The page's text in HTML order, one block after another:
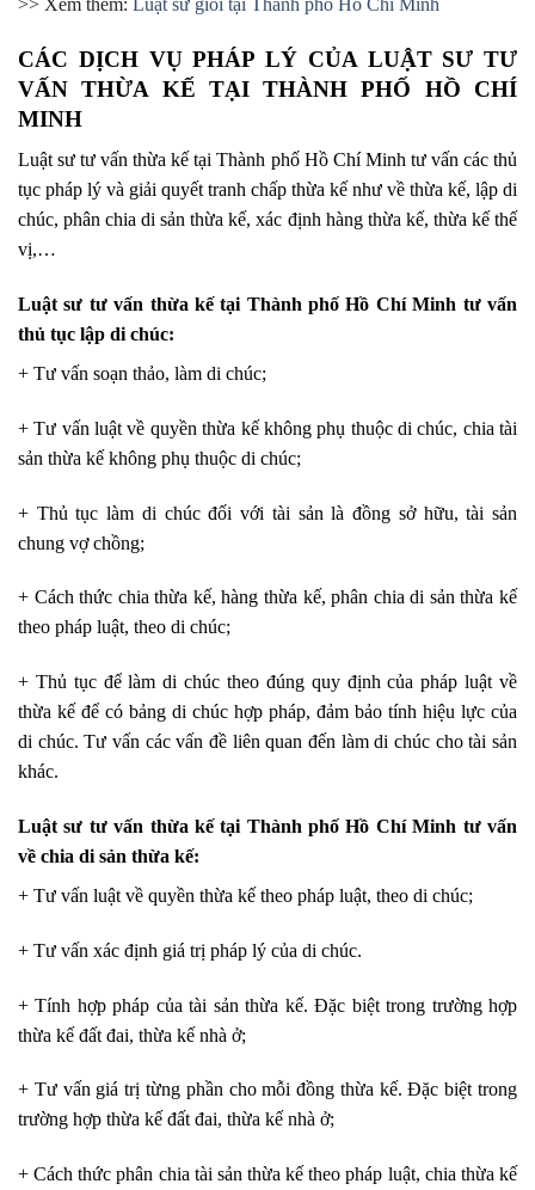
CÁC DỊCH VỤ PHÁP LÝ CỦA LUẬT SƯ TƯ
VẤN THỪA KẾ TẠI THÀNH PHỐ HỒ CHÍ
MINH
Luật sư tư vấn thừa kế tại Thành phố Hồ Chí Minh tư vấn các thủ
tục pháp lý và giải quyết tranh chấp thừa kế như về thừa kế, lập di
chúc, phân chia di sản thừa kế, xác định hàng thừa kế, thừa kế thế
vị,…
Luật sư tư vấn thừa kế tại Thành phố Hồ Chí Minh tư vấn
thủ tục lập di chúc:
+ Tư vấn soạn thảo, làm di chúc;
+ Tư vấn luật về quyền thừa kế không phụ thuộc di chúc, chia tài
sản thừa kế không phụ thuộc di chúc;
+ Thủ tục làm di chúc đối với tài sản là đồng sở hữu, tài sản
chung vợ chồng;
+ Cách thức chia thừa kế, hàng thừa kế, phân chia di sản thừa kế
theo pháp luật, theo di chúc;
+ Thủ tục để làm di chúc theo đúng quy định của pháp luật về
thừa kế để có bảng di chúc hợp pháp, đảm bảo tính hiệu lực của
di chúc. Tư vấn các vấn đề liên quan đến làm di chúc cho tài sản
khác.
Luật sư tư vấn thừa kế tại Thành phố Hồ Chí Minh tư vấn
về chia di sản thừa kế:
+ Tư vấn luật về quyền thừa kế theo pháp luật, theo di chúc;
+ Tư vấn xác định giá trị pháp lý của di chúc.
+ Tính hợp pháp của tài sản thừa kế. Đặc biệt trong trường hợp
thừa kế đất đai, thừa kế nhà ở;
+ Tư vấn giá trị từng phần cho mỗi đồng thừa kế. Đặc biệt trong
trường hợp thừa kế đất đai, thừa kế nhà ở;
+ Cách thức phân chia tài sản thừa kế theo pháp luật, chia thừa kế